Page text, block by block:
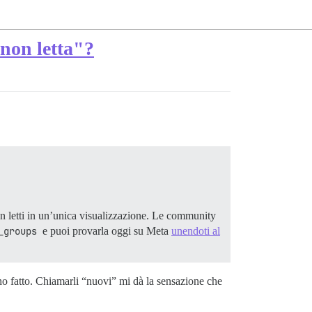
letta"?
letti in un’unica visualizzazione. Le community
e puoi provarla oggi su Meta unendoti al
fatto. Chiamarli “nuovi” mi dà la sensazione che